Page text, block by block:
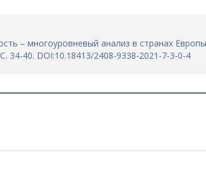
– многоуровневый анализ в странах
34-40. DOI:10.18413/2408-9338-2021-7-3-0-4